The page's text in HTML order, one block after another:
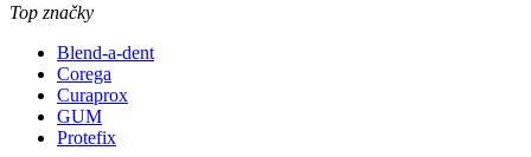
Top značky
Blend-a-dent
Corega
Curaprox
GUM
Protefix